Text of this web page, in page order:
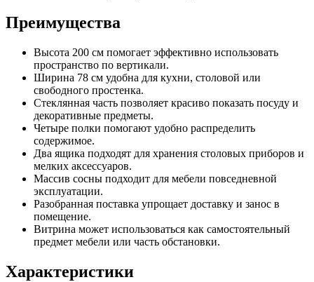
Преимущества
Высота 200 см помогает эффективно использовать
пространство по вертикали.
Ширина 78 см удобна для кухни, столовой или
свободного простенка.
Стеклянная часть позволяет красиво показать посуду и
декоративные предметы.
Четыре полки помогают удобно распределить
содержимое.
Два ящика подходят для хранения столовых приборов и
мелких аксессуаров.
Массив сосны подходит для мебели повседневной
эксплуатации.
Разобранная поставка упрощает доставку и занос в
помещение.
Витрина может использоваться как самостоятельный
предмет мебели или часть обстановки.
Характеристики